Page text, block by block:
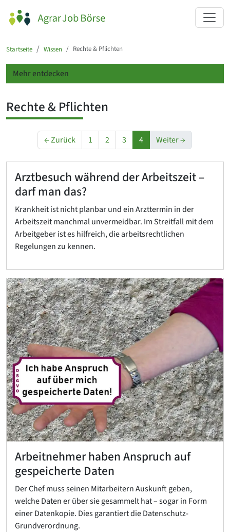
Startseite Wissen Rechte & Pflichten
Mehr entdecken
Rechte & Pflichten
← Zurück 1 2 3 4 Weiter →
Arztbesuch während der Arbeitszeit –
darf man das?
Krankheit ist nicht planbar und ein Arzttermin in der
Arbeitszeit manchmal unvermeidbar. Im Streitfall mit dem
Arbeitgeber ist es hilfreich, die arbeitsrechtlichen
Regelungen zu kennen.
Arbeitnehmer haben Anspruch auf
gespeicherte Daten
Der Chef muss seinen Mitarbeitern Auskunft geben,
welche Daten er über sie gesammelt hat – sogar in Form
einer Datenkopie. Dies garantiert die Datenschutz-
Grundverordnung.